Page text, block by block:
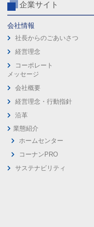
企業サイト
会社情報
社長からのごあいさつ
経営理念
コーポレート
メッセージ
会社概要
経営理念・行動指針
沿革
業態紹介
ホームセンター
コーナンPRO
サステナビリティ